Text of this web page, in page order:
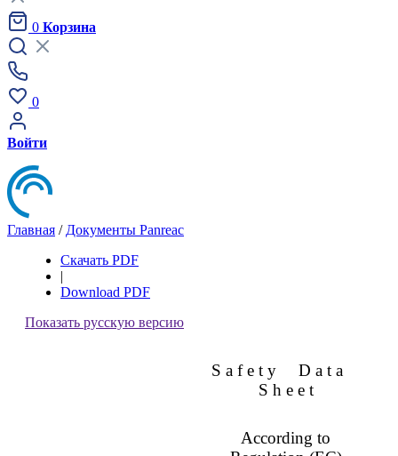
0 Корзина
0
Войти
Главная / Документы Panreac
Скачать PDF
|
Download PDF
Показать русскую версию
S a f e t y
D a t a
S h e e t
According to